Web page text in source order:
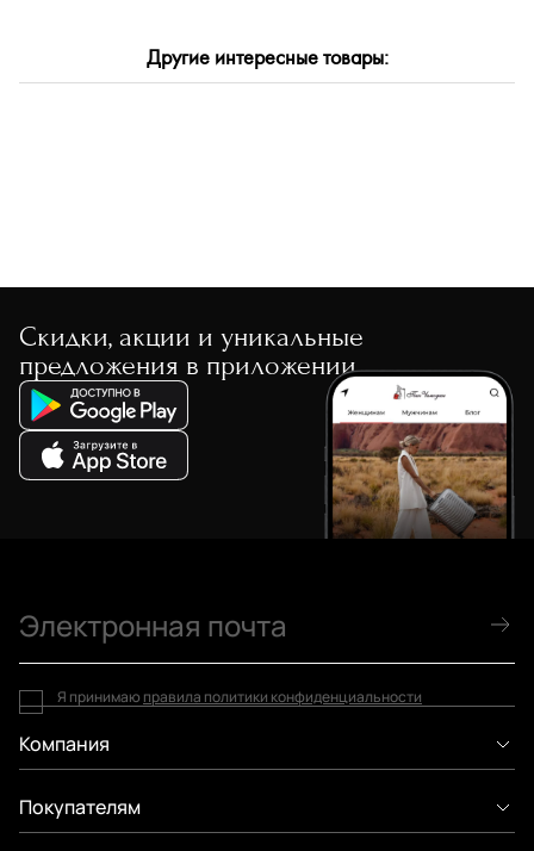
Другие интересные товары:
Скидки, акции и уникальные
предложения в приложении
Компания
Покупателям
Я принимаю правила политики конфиденциальности